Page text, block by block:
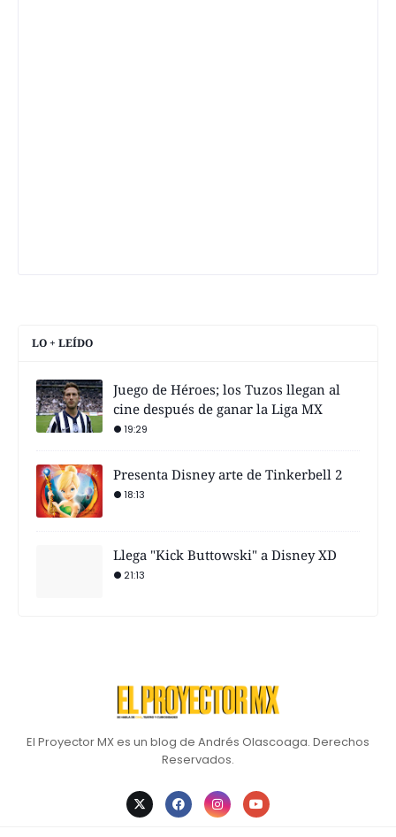
LO + LEÍDO
Juego de Héroes; los Tuzos llegan al
cine después de ganar la Liga MX
19:29
Presenta Disney arte de Tinkerbell 2
18:13
Llega "Kick Buttowski" a Disney XD
21:13
El Proyector MX es un blog de Andrés Olascoaga. Derechos
Reservados.